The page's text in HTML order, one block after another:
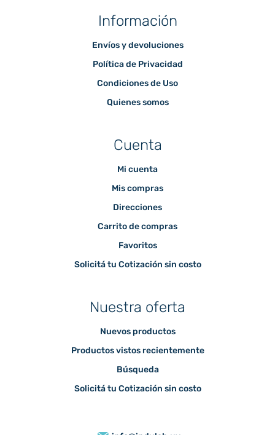
Información
Envíos y devoluciones
Política de Privacidad
Condiciones de Uso
Quienes somos
Cuenta
Mi cuenta
Mis compras
Direcciones
Carrito de compras
Favoritos
Solicitá tu Cotización sin costo
Nuestra oferta
Nuevos productos
Productos vistos recientemente
Búsqueda
Solicitá tu Cotización sin costo